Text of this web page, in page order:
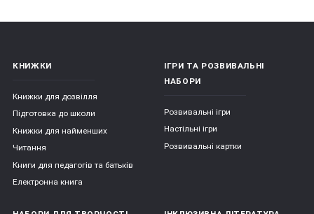
творчий розвиток у дітей.
Сортери можуть бути виконані з різних матеріалів: з
дерева, пластика, пластмаси, гуми або з тканини.
Якість використовуваних матеріалів постійно
контролюється. Вони безпечні для дітей, не мають
сторонніх запахів;
КНИЖКИ
Книжки для дозвілля
Підготовка до школи
Книжки для найменших
Читання
Книги для педагогів та батьків
Електронна книга
ІГРИ ТА РОЗВИВАЛЬНІ
НАБОРИ
Розвивальні ігри
Настільні ігри
Розвивальні картки